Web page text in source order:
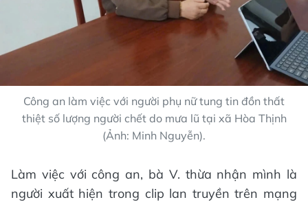
Công an làm việc với người phụ nữ tung tin đồn thất
thiệt số lượng người chết do mưa lũ tại xã Hòa Thịnh
(Ảnh: Minh Nguyễn).
Làm việc với công an, bà V. thừa nhận mình là
người xuất hiện trong clip lan truyền trên mạng